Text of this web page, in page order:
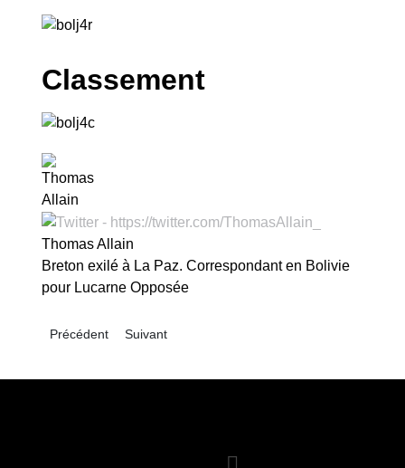
Classement
Thomas Allain
Breton exilé à La Paz. Correspondant en Bolivie
pour Lucarne Opposée
Article précédent : Bolivie – Apertura 2019 : Nacional Potosí
Précédent Article suivant : Bolivie – Apertura 2019 : retour
Suivant